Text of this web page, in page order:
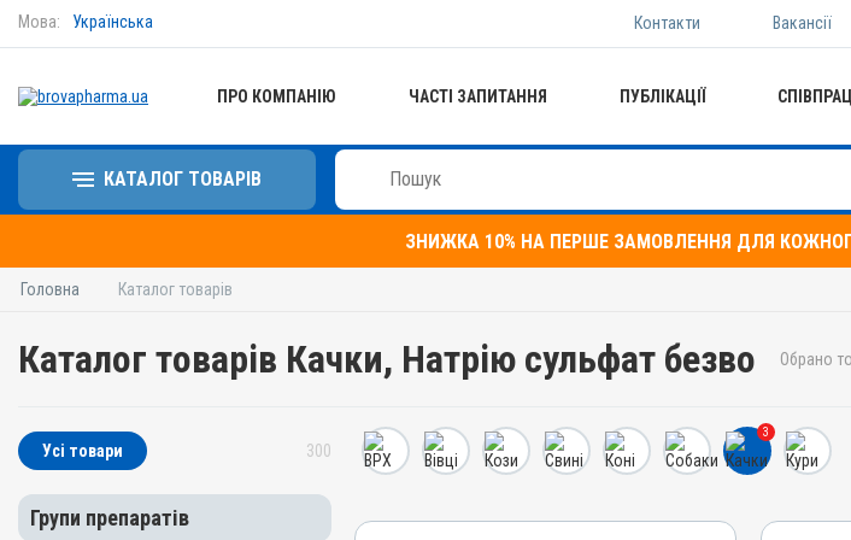
Мова: Українська Контакти Вакансії
ПРО КОМПАНІЮ ЧАСТІ ЗАПИТАННЯ ПУБЛІКАЦІЇ
КАТАЛОГ ТОВАРІВ
ЗНИЖКА 10% НА ПЕРШЕ ЗАМОВЛЕННЯ ДЛЯ
Головна Каталог товарів
Каталог товарів Качки, Натрію сульфат безво Обрано
Усі товари 300
Групи препаратів
3